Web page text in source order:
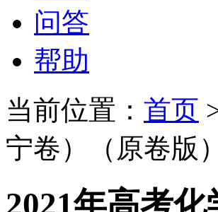
问答
帮助
当前位置： 首页
宁卷）（原卷版）
2021年高考